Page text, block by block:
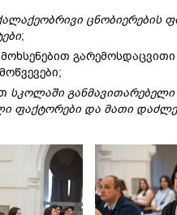
ცნობიერების
;
სკოლაში
ფაქტორები და მათი